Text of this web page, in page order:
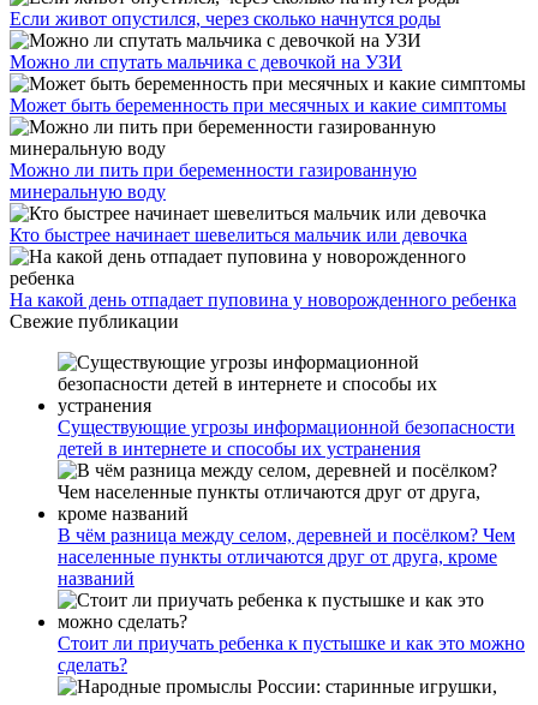
Если живот опустился, через сколько начнутся роды
Можно ли спутать мальчика с девочкой на УЗИ
Может быть беременность при месячных и какие симптомы
Можно ли пить при беременности газированную
минеральную воду
Кто быстрее начинает шевелиться мальчик или девочка
На какой день отпадает пуповина у новорожденного ребенка
Свежие публикации
Существующие угрозы информационной безопасности
детей в интернете и способы их устранения
В чём разница между селом, деревней и посёлком? Чем
населенные пункты отличаются друг от друга, кроме
названий
Стоит ли приучать ребенка к пустышке и как это можно
сделать?